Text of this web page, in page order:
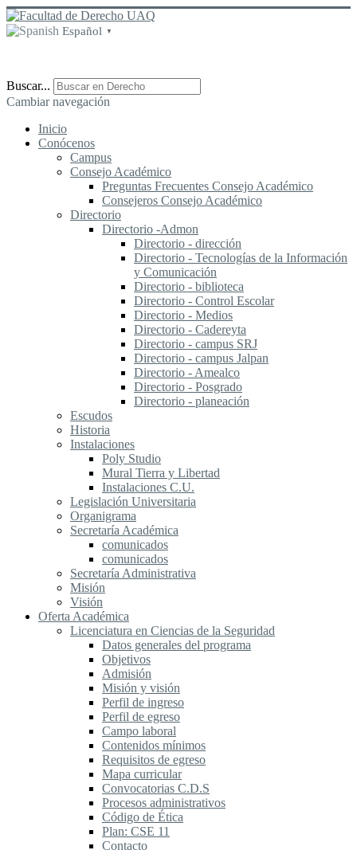
Español ▼
Buscar...
Cambiar navegación
Inicio
Conócenos
Campus
Consejo Académico
Preguntas Frecuentes Consejo Académico
Consejeros Consejo Académico
Directorio
Directorio -Admon
Directorio - dirección
Directorio - Tecnologías de la Información
y Comunicación
Directorio - biblioteca
Directorio - Control Escolar
Directorio - Medios
Directorio - Cadereyta
Directorio - campus SRJ
Directorio - campus Jalpan
Directorio - Amealco
Directorio - Posgrado
Directorio - planeación
Escudos
Historia
Instalaciones
Poly Studio
Mural Tierra y Libertad
Instalaciones C.U.
Legislación Universitaria
Organigrama
Secretaría Académica
comunicados
comunicados
Secretaría Administrativa
Misión
Visión
Oferta Académica
Licenciatura en Ciencias de la Seguridad
Datos generales del programa
Objetivos
Admisión
Misión y visión
Perfil de ingreso
Perfil de egreso
Campo laboral
Contenidos mínimos
Requisitos de egreso
Mapa curricular
Convocatorias C.D.S
Procesos administrativos
Código de Ética
Plan: CSE 11
Contacto